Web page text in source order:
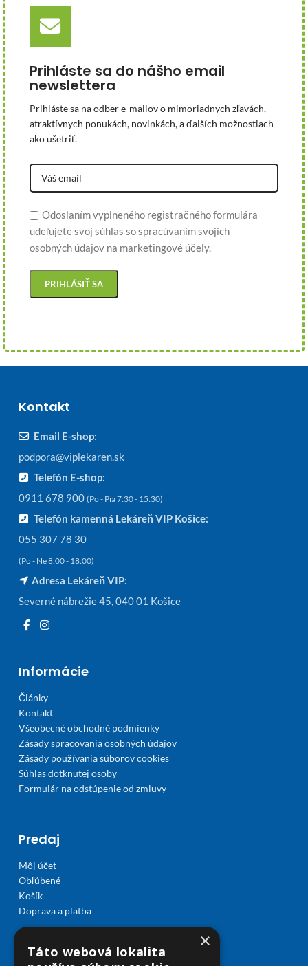
Prihláste sa do nášho email
newslettera
Prihláste sa na odber e-mailov o mimoriadnych zľavách,
atraktívnych ponukách, novinkách, a ďalších možnostiach
ako ušetriť.
Odoslaním vyplneného registračného formulára
udeľujete svoj súhlas so spracúvaním svojich
osobných údajov na marketingové účely.
Kontakt
Email E-shop:
podpora@viplekaren.sk
Telefón E-shop:
0911 678 900 (Po - Pia 7:30 - 15:30)
Telefón kamenná Lekáreň VIP Košice:
055 307 78 30
(Po - Ne 8:00 - 18:00)
Adresa Lekáreň VIP:
Severné nábrežie 45, 040 01 Košice
Informácie
Články
Kontakt
Všeobecné obchodné podmienky
Zásady spracovania osobných údajov
Zásady používania súborov cookies
Súhlas dotknutej osoby
Formulár na odstúpenie od zmluvy
Predaj
Môj účet
Obľúbené
Košík
Doprava a platba
×
Táto webová lokalita